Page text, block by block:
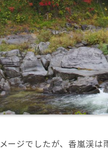
ージでしたが、香嵐渓は